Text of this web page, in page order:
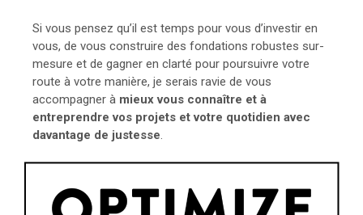
Si vous pensez qu’il est temps pour vous d’investir en
vous, de vous construire des fondations robustes sur-
mesure et de gagner en clarté pour poursuivre votre
route à votre manière, je serais ravie de vous
accompagner à mieux vous connaître et à
entreprendre vos projets et votre quotidien avec
davantage de justesse.